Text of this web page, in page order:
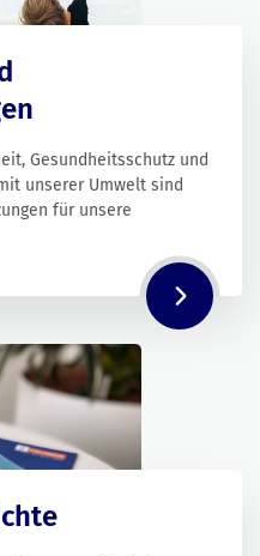
Gesundheitsschutz und
unserer Umwelt sind
für unsere